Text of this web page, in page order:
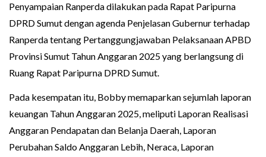
Penyampaian Ranperda dilakukan pada Rapat Paripurna
DPRD Sumut dengan agenda Penjelasan Gubernur terhadap
Ranperda tentang Pertanggungjawaban Pelaksanaan APBD
Provinsi Sumut Tahun Anggaran 2025 yang berlangsung di
Ruang Rapat Paripurna DPRD Sumut.
Pada kesempatan itu, Bobby memaparkan sejumlah laporan
keuangan Tahun Anggaran 2025, meliputi Laporan Realisasi
Anggaran Pendapatan dan Belanja Daerah, Laporan
Perubahan Saldo Anggaran Lebih, Neraca, Laporan